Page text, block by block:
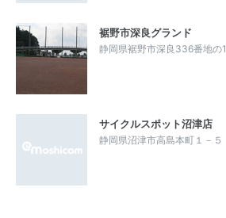
裾野市深良グランド
静岡県裾野市深良336番地の1
サイクルスポット沼津店
静岡県沼津市高島本町１－５